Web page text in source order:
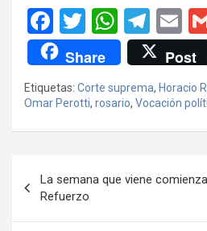
F
a
ce
b
o
k
T
wi
tt
er
W
h
at
s
A
p
T
el
e
gr
a
E
m
ail
Share Post
Etiquetas: Corte suprema, Horacio
Omar Perotti, rosario, Vocación
de
entradas
La semana que viene
Refuerzo